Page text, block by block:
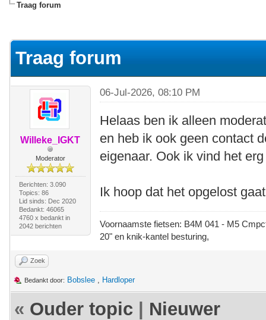
Traag forum
Traag forum
Willeke_IGKT
Moderator
Berichten: 3.090
Topics: 86
Lid sinds: Dec 2020
Bedankt: 46065
4760 x bedankt in
2042 berichten
06-Jul-2026, 08:10 PM
Helaas ben ik alleen
en heb ik ook geen contact
eigenaar. Ook ik vind het
Ik hoop dat het opgelost
Voornaamste fietsen: B4M 041 - M5
20" en knik-kantel besturing,
Zoek
Bedankt door: Bobslee , Hardloper
« Ouder topic
Nieuwer